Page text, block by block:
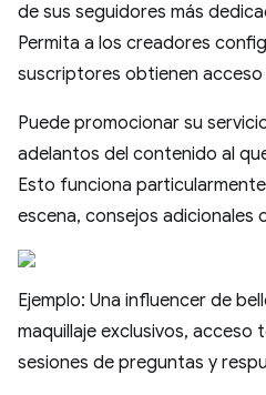
de sus seguidores más
Permita a los creadores
suscriptores obtienen
Puede promocionar su
adelantos del contenido al
Esto funciona
escena, consejos adicionales
Ejemplo: Una influencer de
maquillaje exclusivos,
sesiones de preguntas y